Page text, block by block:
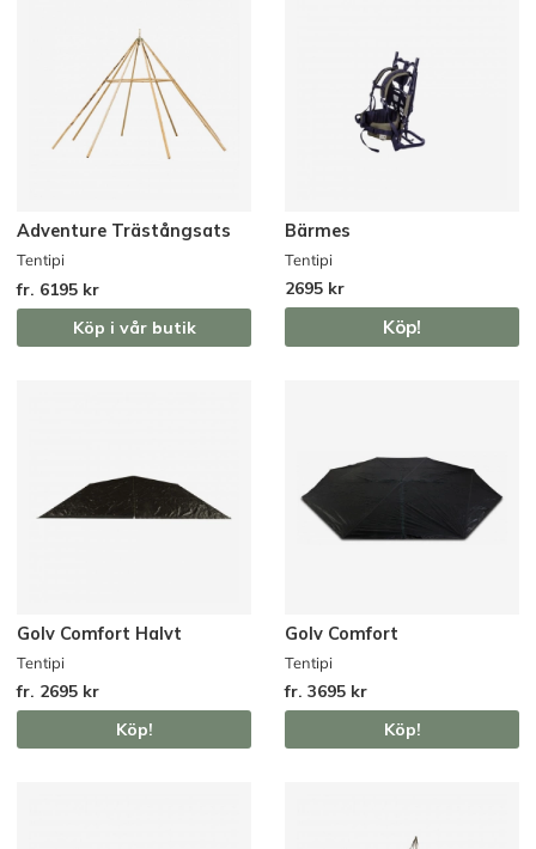
Adventure Trästångsats
Tentipi
fr. 6195 kr
Köp i vår butik
Bärmes
Tentipi
2695 kr
Köp!
Golv Comfort Halvt
Tentipi
fr. 2695 kr
Köp!
Golv Comfort
Tentipi
fr. 3695 kr
Köp!